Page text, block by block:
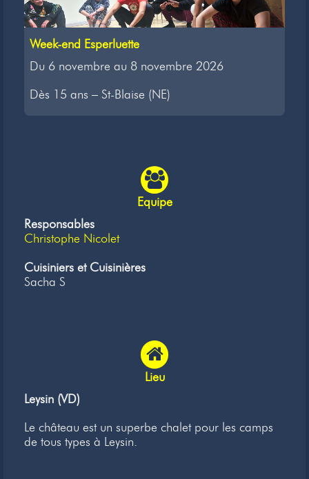
Week-end Esperluette
Du 6 novembre au 8 novembre 2026
Dès 15 ans – St-Blaise (NE)
Equipe
Responsables
Christophe Nicolet
Cuisiniers et Cuisinières
Sacha S
Lieu
Leysin (VD)
Le château est un superbe chalet pour les camps
de tous types à Leysin.